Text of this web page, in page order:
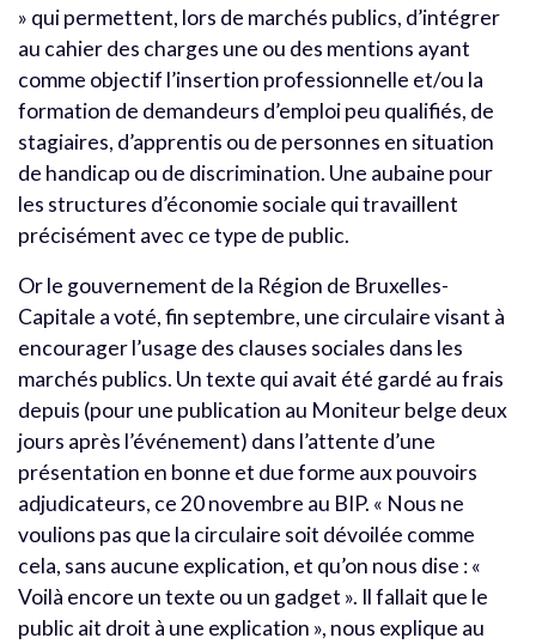
» qui permettent, lors de marchés publics, d’intégrer
au cahier des charges une ou des mentions ayant
comme objectif l’insertion professionnelle et/ou la
formation de demandeurs d’emploi peu qualifiés, de
stagiaires, d’apprentis ou de personnes en situation
de handicap ou de discrimination. Une aubaine pour
les structures d’économie sociale qui travaillent
précisément avec ce type de public.
Or le gouvernement de la Région de Bruxelles-
Capitale a voté, fin septembre, une circulaire visant à
encourager l’usage des clauses sociales dans les
marchés publics. Un texte qui avait été gardé au frais
depuis (pour une publication au Moniteur belge deux
jours après l’événement) dans l’attente d’une
présentation en bonne et due forme aux pouvoirs
adjudicateurs, ce 20 novembre au BIP. « Nous ne
voulions pas que la circulaire soit dévoilée comme
cela, sans aucune explication, et qu’on nous dise : «
Voilà encore un texte ou un gadget ». Il fallait que le
public ait droit à une explication », nous explique au